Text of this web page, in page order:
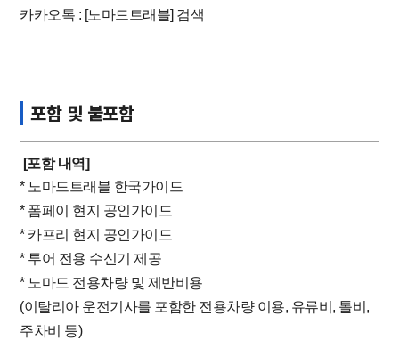
카카오톡 : [노마드트래블] 검색​ ​
포함 및 불포함
[포함 내역]
* 노마드트래블 한국가이드
* 폼페이 현지 공인가이드
* 카프리 현지 공인가이드
* 투어 전용 수신기 제공
* 노마드 전용차량 및 제반비용
(이탈리아 운전기사를 포함한 전용차량 이용, 유류비, 톨비,
주차비 등)